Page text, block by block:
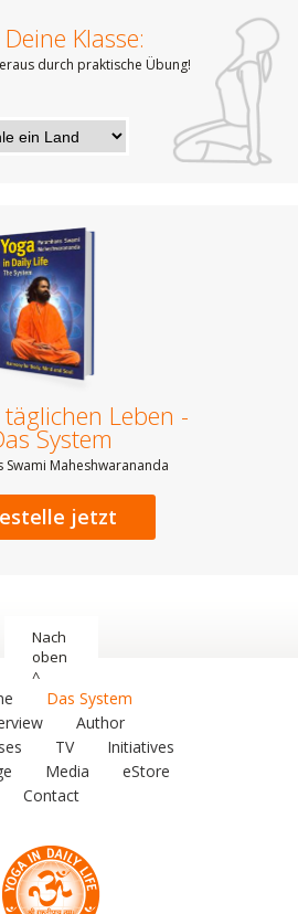
Klasse:
durch praktische Übung!
Leben -
System
Swami Maheshwarananda
jetzt
Nach
oben
^
Das System
Author
TV
Initiatives
Media
eStore
Contact